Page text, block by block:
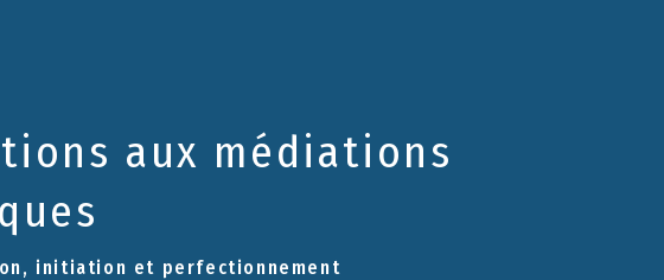
aux médiations
initiation et perfectionnement